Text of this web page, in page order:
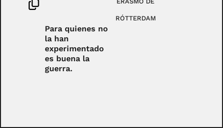
Para quienes no
la han
experimentado
es buena la
guerra.
RÓTTERDAM